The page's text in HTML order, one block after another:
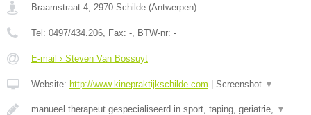
Braamstraat 4 2970 Schilde (Antwerpen)
Tel: 0497/434.206 , Fax: - , BTW-nr: -
E-mail › Steven Van Bossuyt
Website: http://www.kinepraktijkschilde.com Screenshot ▼
manueel therapeut gespecialiseerd in sport, taping, geriatrie, ▼